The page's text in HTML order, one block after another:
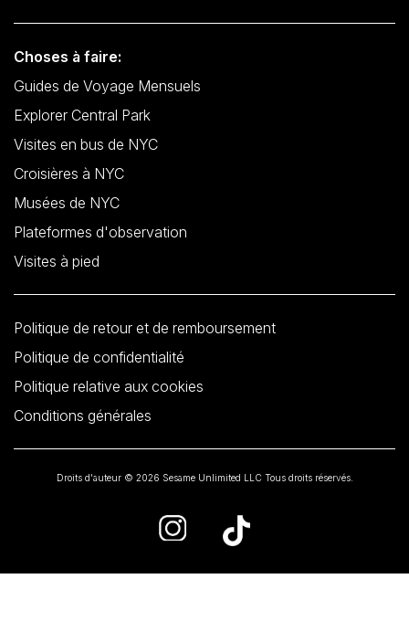
Choses à faire:
Guides de Voyage Mensuels
Explorer Central Park
Visites en bus de NYC
Croisières à NYC
Musées de NYC
Plateformes d'observation
Visites à pied
Politique de retour et de remboursement
Politique de confidentialité
Politique relative aux cookies
Conditions générales
Droits d'auteur © 2026 Sesame Unlimited LLC Tous droits réservés.